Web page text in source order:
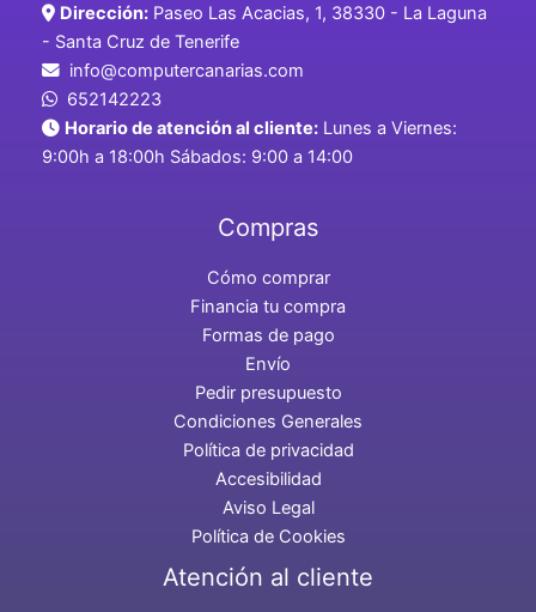
Dirección: Paseo Las Acacias, 1, 38330 - La Laguna
- Santa Cruz de Tenerife
info@computercanarias.com
652142223
Horario de atención al cliente: Lunes a Viernes:
9:00h a 18:00h Sábados: 9:00 a 14:00
Compras
Cómo comprar
Financia tu compra
Formas de pago
Envío
Pedir presupuesto
Condiciones Generales
Política de privacidad
Accesibilidad
Aviso Legal
Política de Cookies
Atención al cliente